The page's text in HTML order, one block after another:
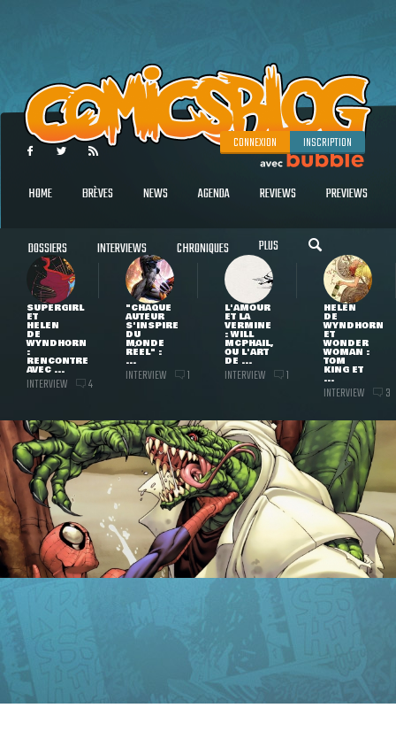
CONNEXION INSCRIPTION
HOME BRÈVES NEWS AGENDA REVIEWS PREVIEWS
DOSSIERS INTERVIEWS CHRONIQUES PLUS
SUPERGIRL
ET
HELEN
DE
WYNDHORN
:
RENCONTRE
AVEC ...
INTERVIEW 4
"CHAQUE
AUTEUR
S'INSPIRE
DU
MONDE
RÉEL" :
...
INTERVIEW 1
L'AMOUR
ET LA
VERMINE
: WILL
MCPHAIL,
OU L'ART
DE ...
INTERVIEW 1
HELEN
DE
WYNDHORN
ET
WONDER
WOMAN :
TOM
KING ET
...
INTERVIEW 3